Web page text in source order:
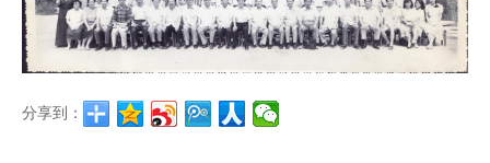
分享到：